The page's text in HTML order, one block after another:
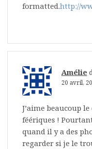
formatted.http://
Amélie
20 avril,
J’aime beaucoup
féériques !
quand il y a des
regarder si je le